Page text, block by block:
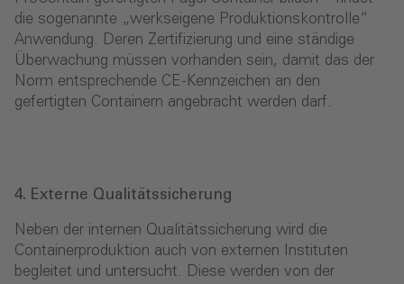
die sogenannte „werkseigene Produktionskontrolle“
Anwendung. Deren Zertifizierung und eine ständige
Überwachung müssen vorhanden sein, damit das der
Norm entspre­chende CE-Kennzeichen an den
gefertigten Containern angebracht werden darf.
4. Externe Qualitätssicherung
Neben der internen Qualitätssicherung wird die
Container­produktion auch von externen Instituten
begleitet und untersucht. Diese werden von der